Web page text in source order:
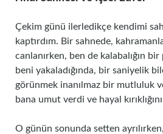
Çekim günü ilerledikçe kendimi
kaptırdım. Bir sahnede,
canlanırken, ben de kalabalığın bir
beni yakaladığında, bir saniyelik
görünmek inanılmaz bir mutluluk
bana umut verdi ve hayal
O günün sonunda setten